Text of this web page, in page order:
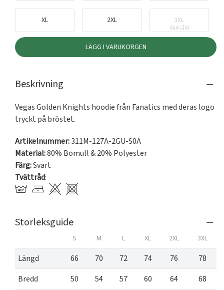
XL 2XL 3XL
Slutsåld
LÄGG I VARUKORGEN
Beskrivning
Vegas Golden Knights hoodie från Fanatics med deras logo
tryckt på bröstet.
Artikelnummer:311M-127A-2GU-S0A
Material:80% Bomull & 20% Polyester
Färg:Svart
Tvättråd:
Storleksguide
S M L XL 2XL 3XL
Längd 66 70 72 74 76
78
Bredd
50 54 57 60 64 68